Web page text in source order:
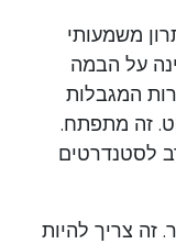
משמעותי
על הבמה
המגבלות
זה מתפתח.
לסטנדרטים
זה צריך להיות